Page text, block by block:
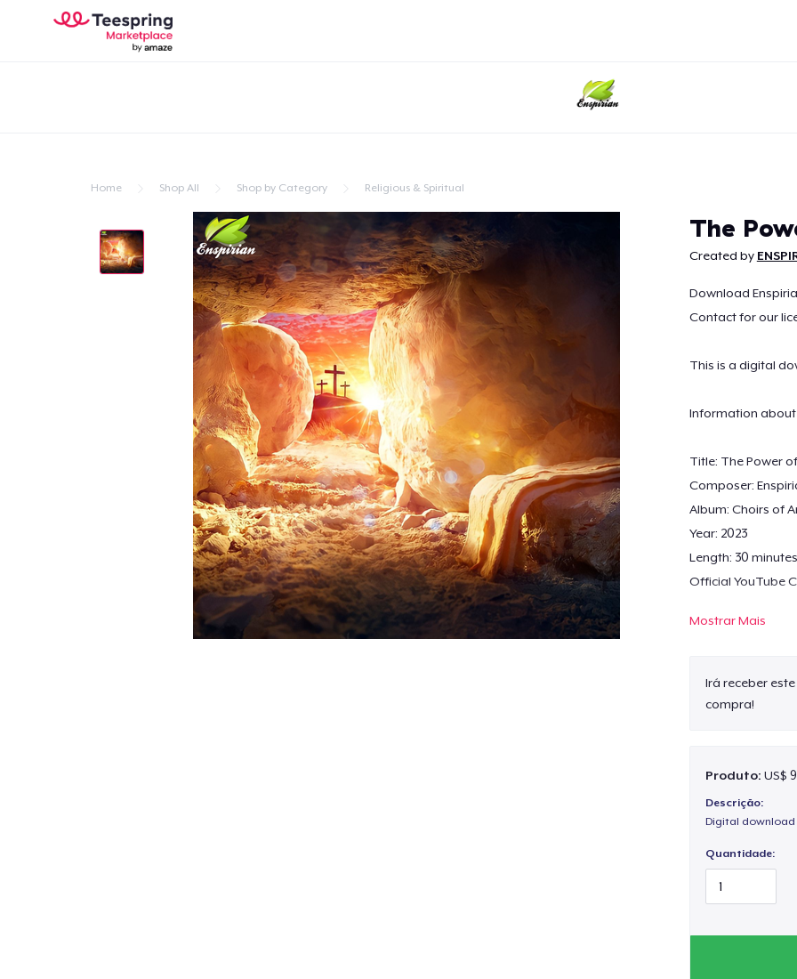
Home Shop All Shop by Category Religious & Spiritual
The
Created by
Download
Contact for our
This is a digital
Information about
Title: The Power
Composer:
Album: Choirs of
Year: 2023
Length: 30 minutes
Official YouTube
These 30 minutes
Heavenly Music
In God, music
music seeks to
especially your
God is with you,
Mostrar Mais
Irá receber
compra!
Produto: US$
Descrição:
Digital download
Quantidade: